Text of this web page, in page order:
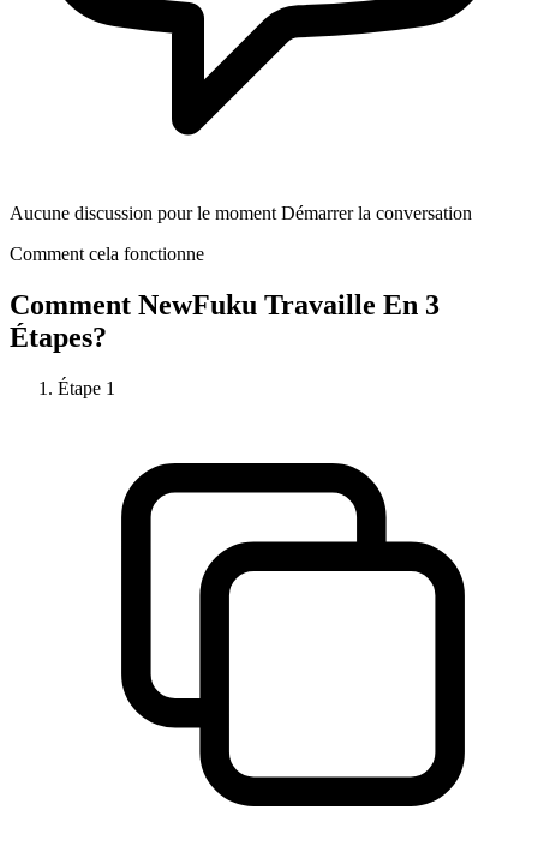
Aucune discussion pour le moment Démarrer la conversation
Comment cela fonctionne
Comment NewFuku Travaille En 3
Étapes?
Étape 1